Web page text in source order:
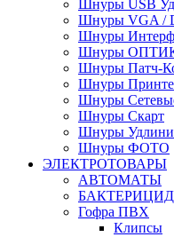
Шнуры USB
Шнуры VGA /
Шнуры
Шнуры
Шнуры Патч-
Шнуры
Шнуры
Шнуры Скарт
Шнуры
Шнуры ФОТО
ЭЛЕКТРОТОВАРЫ
АВТОМАТЫ
Гофра ПВХ
Клипсы